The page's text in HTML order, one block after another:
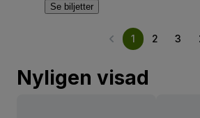
Se biljetter
1 2 3
Nyligen visad